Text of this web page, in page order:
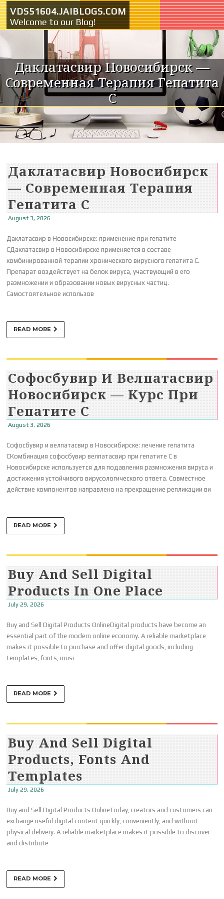
Skip to content
VDS51604.JAIBLOGS.COM
Welcome to our Blog!
Даклатасвир Новосибирск —
Современная Терапия Гепатита
C
Даклатасвир Новосибирск
— Современная Терапия
Гепатита C
August 3, 2026
Даклатасвир в Новосибирске: применение при гепатите
CДаклатасвир в Новосибирске применяется в составе
комбинированной терапии хронического вирусного гепатита C.
Препарат воздействует на белок вируса, участвующий в его
размножении и образовании новых вирусных частиц.
Самостоятельное использов
READ MORE
Софосбувир И Велпатасвир
Новосибирск — Курс При
Гепатите C
August 3, 2026
Софосбувир и велпатасвир в Новосибирске: лечение гепатита
CКомбинация софосбувир велпатасвир при гепатите C в
Новосибирске используется для подавления размножения вируса и
достижения устойчивого вирусологического ответа. Совместное
действие компонентов направлено на прекращение репликации ви
READ MORE
Buy And Sell Digital
Products In One Place
July 29, 2026
Buy and Sell Digital Products OnlineDigital products have become an
essential part of the modern online economy. A reliable marketplace
makes it possible to purchase and offer digital goods, including
templates, fonts, musi
READ MORE
Buy And Sell Digital
Products, Fonts And
Templates
July 29, 2026
Buy and Sell Digital Products OnlineToday, creators and customers can
exchange useful digital content quickly, conveniently, and without
physical delivery. A reliable marketplace makes it possible to discover
and distribute
READ MORE